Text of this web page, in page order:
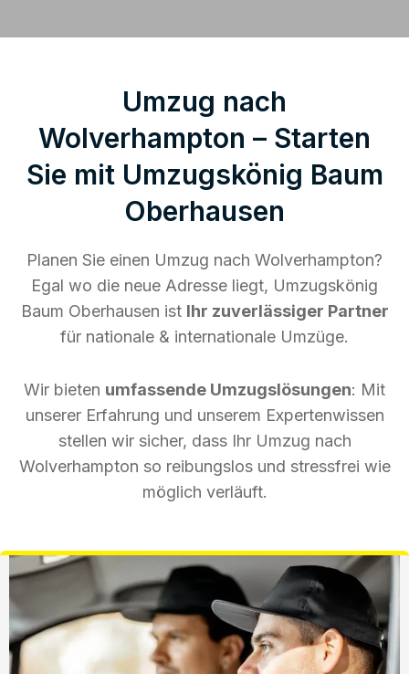
Umzug nach
Wolverhampton – Starten
Sie mit Umzugskönig Baum
Oberhausen
Planen Sie einen Umzug nach Wolverhampton?
Egal wo die neue Adresse liegt, Umzugskönig
Baum Oberhausen ist Ihr zuverlässiger Partner
für nationale & internationale Umzüge.
Wir bieten umfassende Umzugslösungen: Mit
unserer Erfahrung und unserem Expertenwissen
stellen wir sicher, dass Ihr Umzug nach
Wolverhampton so reibungslos und stressfrei wie
möglich verläuft.